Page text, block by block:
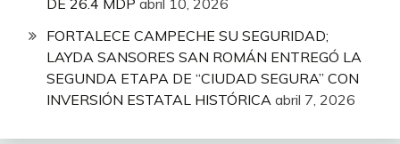
FORTALECE CAMPECHE SU SEGURIDAD;
LAYDA SANSORES SAN ROMÁN ENTREGÓ LA
SEGUNDA ETAPA DE “CIUDAD SEGURA” CON
INVERSIÓN ESTATAL HISTÓRICA abril 7, 2026